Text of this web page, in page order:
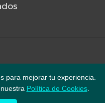
WP
para mejorar tu experiencia.
Política de Cookies.